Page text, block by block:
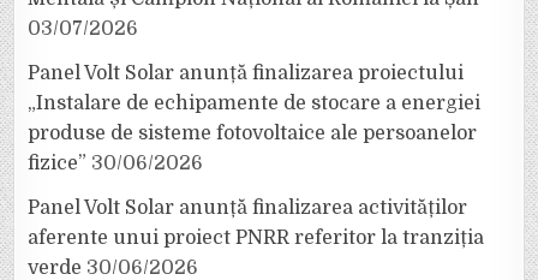
03/07/2026
Panel Volt Solar anunță finalizarea proiectului
„Instalare de echipamente de stocare a energiei
produse de sisteme fotovoltaice ale persoanelor
fizice” 30/06/2026
Panel Volt Solar anunță finalizarea activităților
aferente unui proiect PNRR referitor la tranziția
verde 30/06/2026